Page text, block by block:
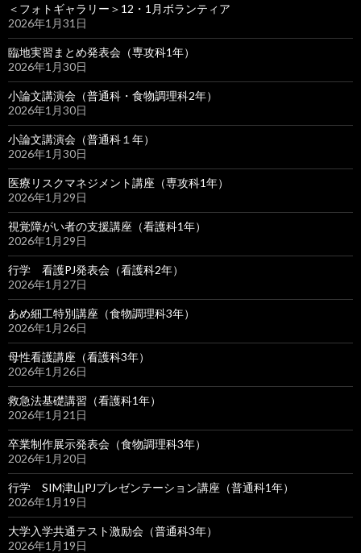
＜フォトギャラリー＞12・1月ボランティア
2026年1月31日
臨地実習まとめ発表会（専攻科1年）
2026年1月30日
小論文講演会（普通科・食物調理科2年）
2026年1月30日
小論文講演会（普通科１年）
2026年1月30日
医療リスクマネジメント講座（専攻科1年）
2026年1月29日
視覚障がい者の支援講座（看護科1年）
2026年1月29日
行学 看護PJ発表会（看護科2年）
2026年1月27日
あめ細工特別講座（食物調理科3年）
2026年1月26日
母性看護講座（看護科3年）
2026年1月26日
救急法基礎講習（看護科1年）
2026年1月21日
卒業制作展示発表会（食物調理科3年）
2026年1月20日
行学 SIM津山PJプレゼンテーション講座（普通科1年）
2026年1月19日
大学入学共通テスト激励会（普通科3年）
2026年1月19日